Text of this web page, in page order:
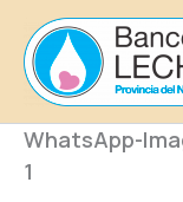
contenido
WhatsApp-
1